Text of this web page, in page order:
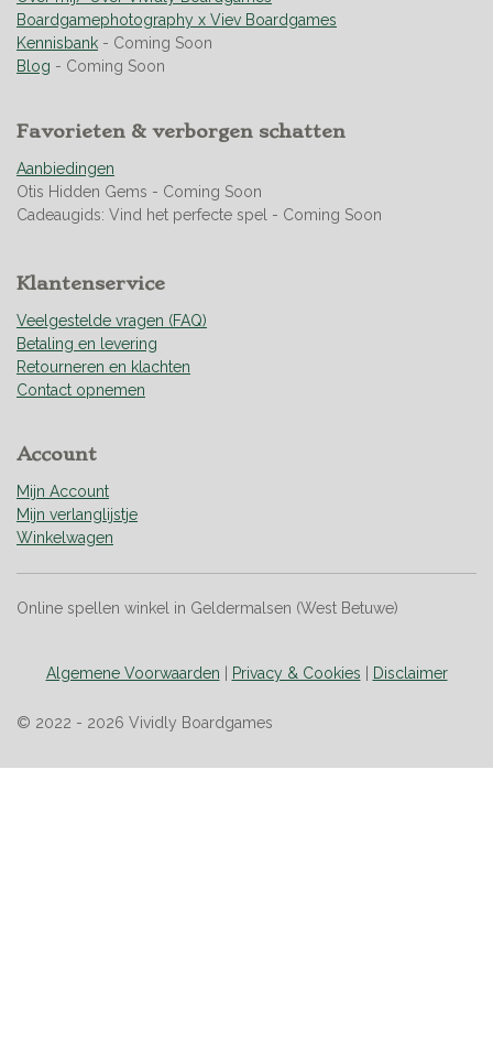
4
.
9
7
0
4
2
3
2
1
s
t
r
e
n
e
n
e
n
e
n
e
n
Boardgamephotography x Viev Boardgames
Kennisbank - Coming Soon
Blog - Coming Soon
Favorieten & verborgen schatten
Aanbiedingen
Otis Hidden Gems - Coming Soon
Cadeaugids: Vind het perfecte spel - Coming Soon
Klantenservice
Veelgestelde vragen (FAQ)
Betaling en levering
Retourneren en klachten
Contact opnemen
Account
Mijn Account
Mijn verlanglijstje
Winkelwagen
Online spellen winkel in Geldermalsen (West Betuwe)
Algemene Voorwaarden Privacy & Cookies Disclaimer
© 2022 - 2026 Vividly Boardgames